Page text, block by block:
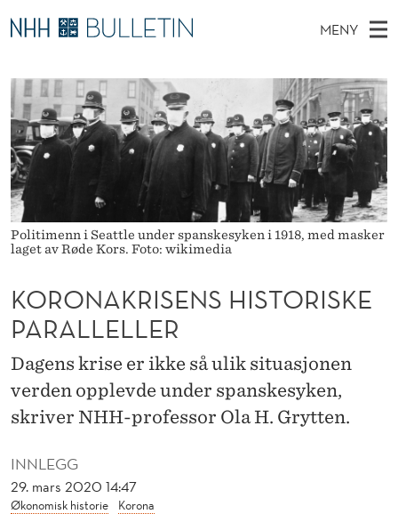
K
O
R
O
N
A
K
R
S
E
N
S
MENY
O
V
E
D
M
E
N
Ø
K
N
E
T
T
S
T
E
D
E
T
Stipendiater og nye forskerprofiler
Disputaser
Ekspertutvalg
Om Bulletin
Politimenn i Seattle under spanskesyken i 1918, med masker
laget av Røde Kors. Foto: wikimedia
INNLEGG
29. mars 2020 14:47
Økonomisk historie Korona
KORONAKRISENS HISTORISKE
PARALLELLER
Dagens krise er ikke så ulik situasjonen
verden opplevde under spanskesyken,
skriver NHH-professor Ola H. Grytten.